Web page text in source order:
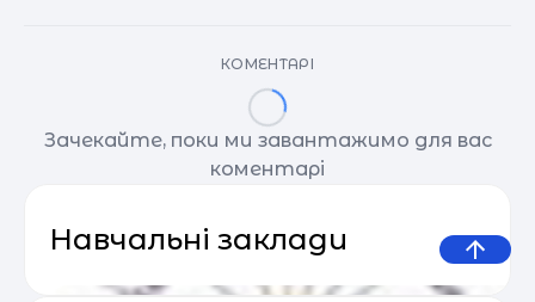
КОМЕНТАРІ
Зачекайте, поки ми завантажимо для вас
коментарі
Навчальні заклади